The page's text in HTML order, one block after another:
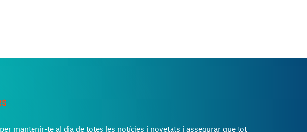
mantenir-te al dia de totes les notícies i novetats i assegurar que tot